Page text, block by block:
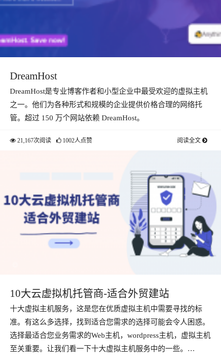
DreamHost
DreamHost是专业博客作者和小型企业中最受欢迎的虚拟主机
之一。他们为各种形式和规模的企业提供价格合理的网络托
管。超过 150 万个网站依赖 DreamHost。
21,167次阅读 1002人点赞 阅读全文
10大云虚拟机托管商-适合外贸建站
十大虚拟主机服务，这是您在优质虚拟主机中需要寻找的标
准。有这么多选择，找到适合您需求的选择可能会令人困惑。
选择最适合您业务需求的Web主机，wordpress主机，虚拟主机
至关重要。让我们看一下十大虚拟主机服务中的一些。…